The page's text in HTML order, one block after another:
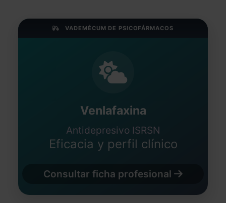
VADEMÉCUM DE PSICOFÁRMACOS
Venlafaxina
Antidepresivo ISRSN
Eficacia y perfil clínico
Consultar ficha profesional